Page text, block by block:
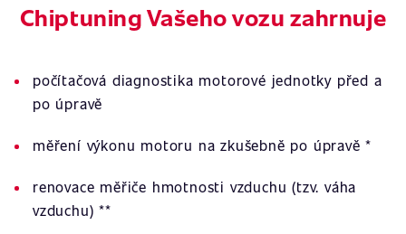
Chiptuning Vašeho vozu zahrnuje
počítačová diagnostika motorové jednotky před a
po úpravě
měření výkonu motoru na zkušebně po úpravě *
renovace měřiče hmotnosti vzduchu (tzv. váha
vzduchu) **